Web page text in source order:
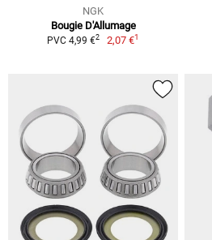
NGK
Bougie D'Allumage
PVC 4,99 €2 2,07 €1